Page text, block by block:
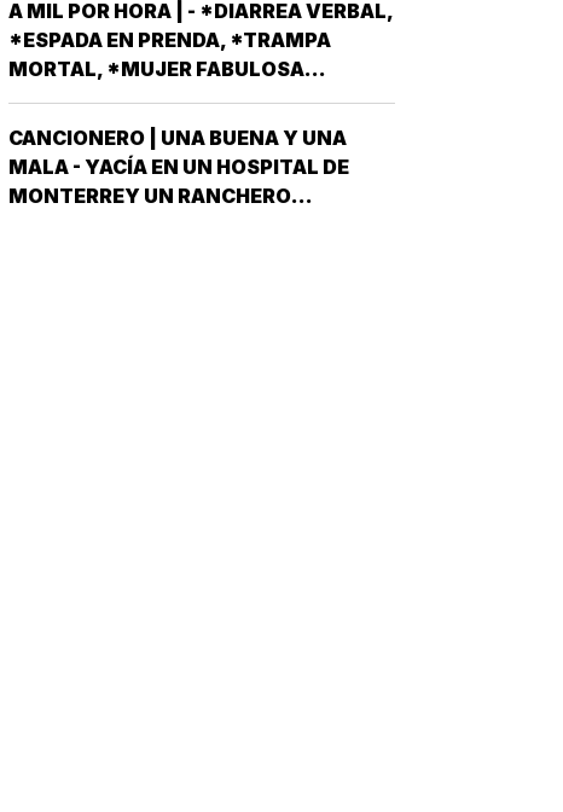
DIPUTADOS LOCALES, EN ALGUNO DE
LOS 30 DISTRITOS QUE HAY EN
VERACRUZ POR EL PARTIDO MORENA,
A MIL POR HORA | - *DIARREA VERBAL,
*ESPADA EN PRENDA, *TRAMPA
MORTAL, *MUJER FABULOSA...
CANCIONERO | UNA BUENA Y UNA
MALA - YACÍA EN UN HOSPITAL DE
MONTERREY UN RANCHERO